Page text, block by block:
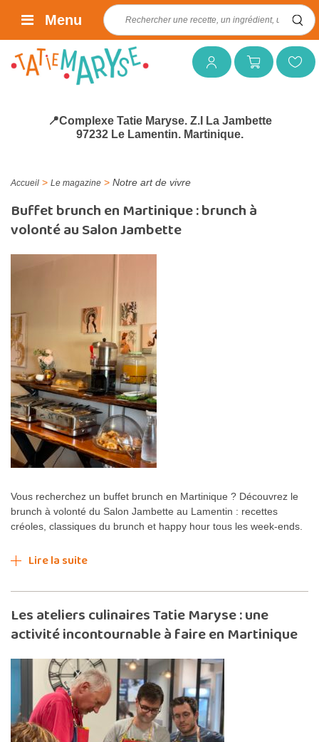
Mon compteMon panierMes favoris
Rechercher :
Menu
📍Complexe Tatie Maryse. Z.I La Jambette
97232 Le Lamentin. Martinique.
Accueil > Le magazine > Notre art de vivre
Buffet brunch en Martinique : brunch à
volonté au Salon Jambette
Vous recherchez un buffet brunch en Martinique ? Découvrez le
brunch à volonté du Salon Jambette au Lamentin : recettes
créoles, classiques du brunch et happy hour tous les week-ends.
Lire la suite
Les ateliers culinaires Tatie Maryse : une
activité incontournable à faire en Martinique